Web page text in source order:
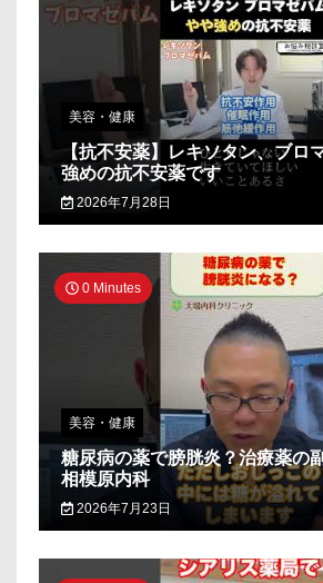
美容・健康
【抗不安薬】レキソタン、ブロ
強めの抗不安薬です
2026年7月28日
0 Minutes
美容・健康
糖尿病の薬で膀胱炎？治療薬の
相模原内科
2026年7月23日